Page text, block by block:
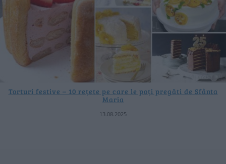
Torturi festive – 10 rețete pe care le poți pregăti de Sfânta
Maria
13.08.2025